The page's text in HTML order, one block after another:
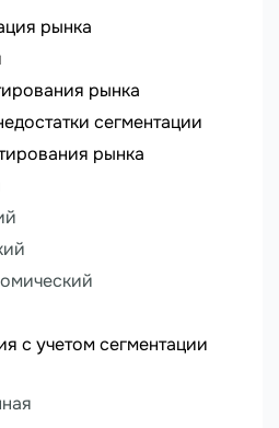
рынка
рынка
сегментации
рынка
с учетом сегментации